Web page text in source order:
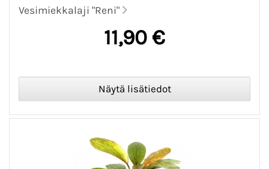
Vesimiekkalaji "Reni"
11,90 €